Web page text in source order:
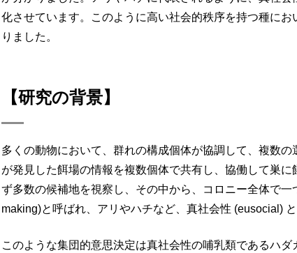
化させています。このように高い社会的秩序を持つ種に
りました。
【研究の背景】
多くの動物において、群れの構成個体が協調して、複数
が発見した餌場の情報を複数個体で共有し、協働して巣
ず多数の候補地を視察し、その中から、コロニー全体で
making)と呼ばれ、アリやハチなど、真社会性 (eusocial)
このような集団的意思決定は真社会性の哺乳類であるハ